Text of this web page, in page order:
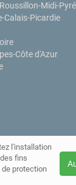
Midi-
Calais-Picardie
Côte d'Azur
l'installation
fins
de protection